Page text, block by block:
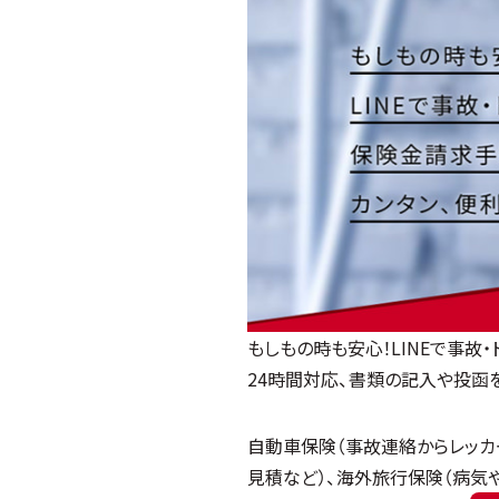
もしもの時も安心！LINEで事故
24時間対応、書類の記入や投函
自動車保険（事故連絡からレッ
見積など）、海外旅行保険（病